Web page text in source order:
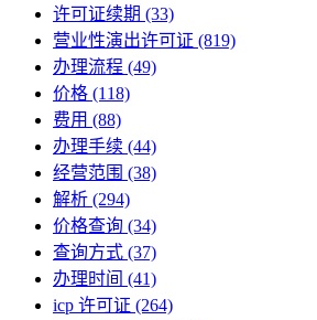
许可证续期 (33)
营业性演出许可证 (819)
办理流程 (49)
价格 (118)
费用 (88)
办理手续 (44)
经营范围 (38)
解析 (294)
价格查询 (34)
查询方式 (37)
办理时间 (41)
icp 许可证 (264)